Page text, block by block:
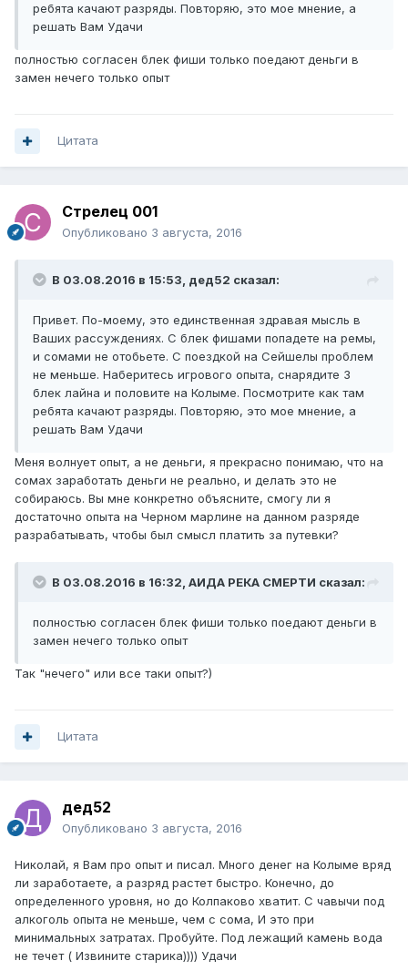
ребята качают разряды. Повторяю, это мое мнение, а
решать Вам Удачи
полностью согласен блек фиши только поедают деньги в
замен нечего только опыт
Цитата
Стрелец 001
Опубликовано 3 августа, 2016
В 03.08.2016 в 15:53, дед52 сказал:
Привет. По-моему, это единственная здравая мысль в
Ваших рассуждениях. С блек фишами попадете на ремы,
и сомами не отобьете. С поездкой на Сейшелы проблем
не меньше. Наберитесь игрового опыта, снарядите 3
блек лайна и половите на Колыме. Посмотрите как там
ребята качают разряды. Повторяю, это мое мнение, а
решать Вам Удачи
Меня волнует опыт, а не деньги, я прекрасно понимаю, что на
сомах заработать деньги не реально, и делать это не
собираюсь. Вы мне конкретно объясните, смогу ли я
достаточно опыта на Черном марлине на данном разряде
разрабатывать, чтобы был смысл платить за путевки?
В 03.08.2016 в 16:32, АИДА РЕКА СМЕРТИ сказал:
полностью согласен блек фиши только поедают деньги в
замен нечего только опыт
Так "нечего" или все таки опыт?)
Цитата
дед52
Опубликовано 3 августа, 2016
Николай, я Вам про опыт и писал. Много денег на Колыме вряд
ли заработаете, а разряд растет быстро. Конечно, до
определенного уровня, но до Колпаково хватит. С чавычи под
алкоголь опыта не меньше, чем с сома, И это при
минимальных затратах. Пробуйте. Под лежащий камень вода
не течет ( Извините старика)))) Удачи